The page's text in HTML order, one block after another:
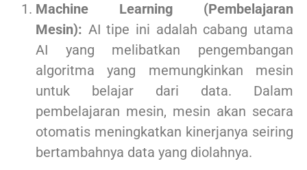
Machine Learning (Pembelajaran
Mesin): AI tipe ini adalah cabang utama
AI yang melibatkan pengembangan
algoritma yang memungkinkan mesin
untuk belajar dari data. Dalam
pembelajaran mesin, mesin akan secara
otomatis meningkatkan kinerjanya seiring
bertambahnya data yang diolahnya.